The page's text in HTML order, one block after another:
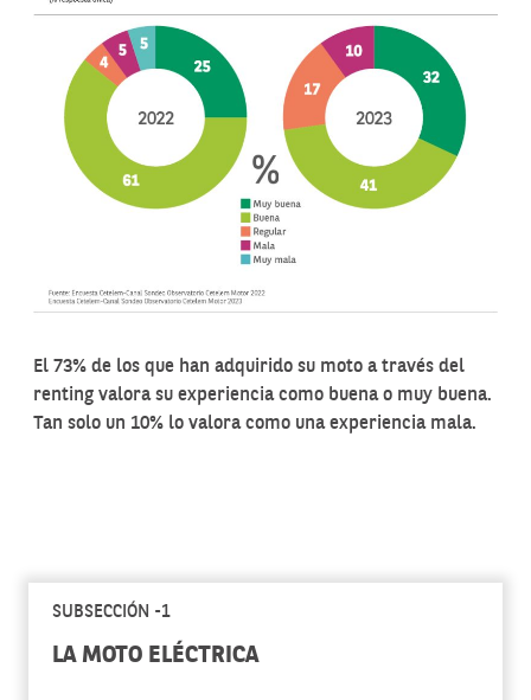
El 73% de los que han adquirido su moto a través del
renting valora su experiencia como buena o muy buena.
Tan solo un 10% lo valora como una experiencia mala.
SUBSECCIÓN -1
LA MOTO ELÉCTRICA